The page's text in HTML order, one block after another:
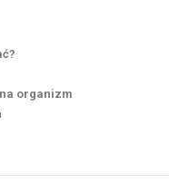
organizm